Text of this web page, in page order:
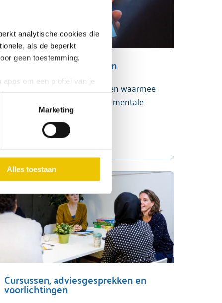
analytische cookies die
als de beperkt
geen toestemming.
om een profiel van je
worden overige cookies
type
je dat niet wilt, kun je
is.
.
Marketing
Alles toestaan
Online zelfhulp cursussen
Diverse online gratis cursussen waarmee
jij effectief kan werken aan je mentale
gezondheid.
Lees verder
Cursussen, adviesgesprekken en
voorlichtingen